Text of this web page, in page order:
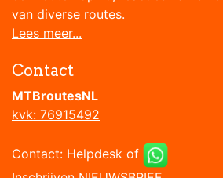
van diverse routes.
Lees meer...
Contact
MTBroutesNL
kvk: 76915492
Contact: Helpdesk of